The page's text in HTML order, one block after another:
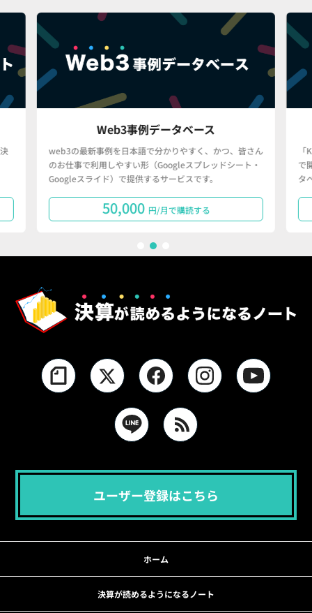
Web3事例データベース
web3の最新事例を日本語で分かりやすく、かつ、皆さん
のお仕事で利用しやすい形（Googleスプレッドシート・
Googleスライド）で提供するサービスです。
50,000 円/月で購読する
で
タ
ユーザー登録はこちら
ホーム
決算が読めるようになるノート